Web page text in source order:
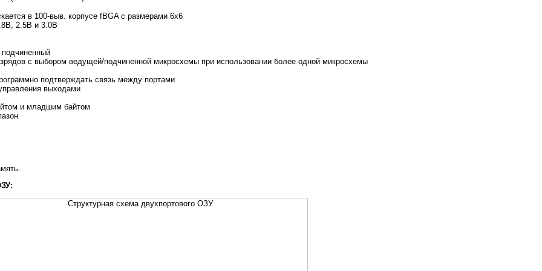
в 100-выв. корпусе fBGA с размерами 6x6
2.5В и 3.0В
с выбором ведущей/подчиненной микросхемы при использовании более одной микросхемы
подтверждать связь между портами
выходами
и младшим байтом